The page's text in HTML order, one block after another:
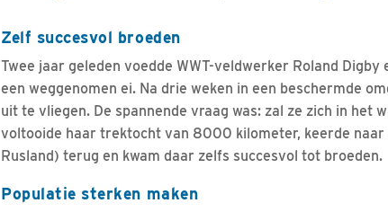
Zelf succesvol broeden
Twee jaar geleden voedde WWT-veldwerker Roland
een weggenomen ei. Na drie weken in een beschermde
uit te vliegen. De spannende vraag was: zal ze zich in het
voltooide haar trektocht van 8000 kilometer, keerde
Rusland) terug en kwam daar zelfs succesvol tot broeden.
Populatie sterken maken